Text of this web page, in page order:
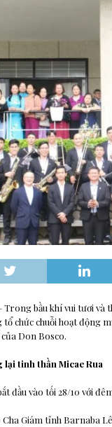
vụ để cập nhật Hệ
Mừng tại các thành phố
đình nhân loại ĐỨC
Trong bầu khí vui tươi và
chức chuỗi hoạt động
Don Bosco.
tinh thần Micae Rua
đầu vào tối 28/10 với
Giám tỉnh Barnaba